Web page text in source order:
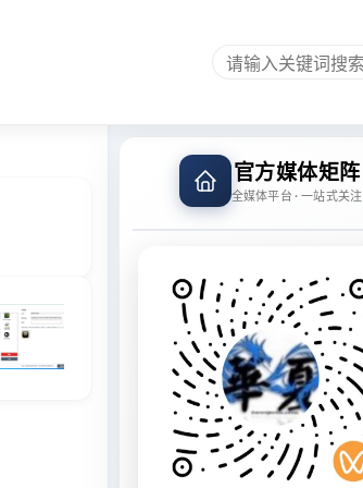
官方媒体矩阵
全媒体平台 · 一站式关注